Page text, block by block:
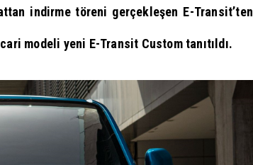
indirme töreni gerçekleşen E-Transit’ten
modeli yeni E-Transit Custom tanıtıldı.